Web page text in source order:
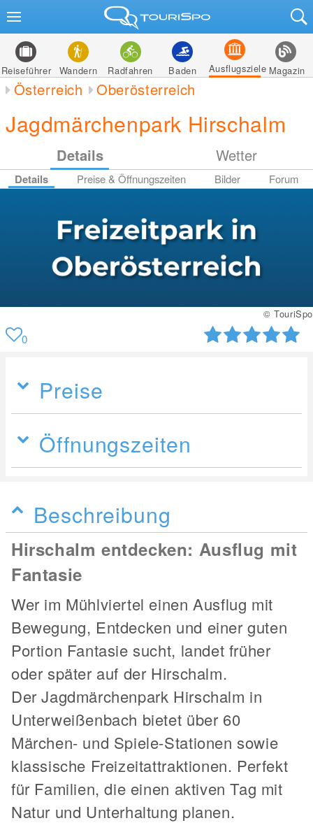
Reiseführer Wandern Radfahren Baden Ausflugsziele Magazin
Österreich Oberösterreich
Jagdmärchenpark Hirschalm
Details Wetter
Details Preise & Öffnungszeiten Bilder Forum
© TouriSpo
0
Preise
Öffnungszeiten
Beschreibung
Hirschalm entdecken: Ausflug mit
Fantasie
Wer im Mühlviertel einen Ausflug mit
Bewegung, Entdecken und einer guten
Portion Fantasie sucht, landet früher
oder später auf der Hirschalm.
Der Jagdmärchenpark Hirschalm in
Unterweißenbach bietet über 60
Märchen- und Spiele-Stationen sowie
klassische Freizeitattraktionen. Perfekt
für Familien, die einen aktiven Tag mit
Natur und Unterhaltung planen.